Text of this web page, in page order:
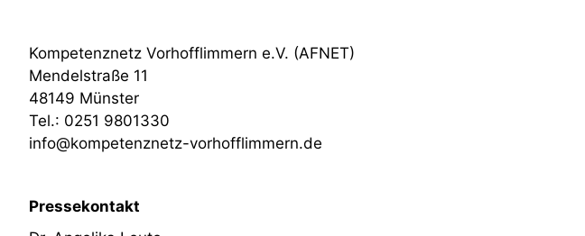
Kompetenznetz Vorhofflimmern e.V. (AFNET)
Mendelstraße 11
48149 Münster
Tel.: 0251 9801330
info@kompetenznetz-vorhofflimmern.de
Pressekontakt